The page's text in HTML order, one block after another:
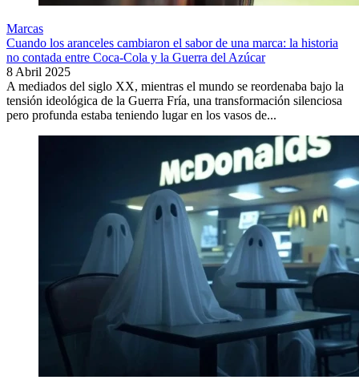
Marcas
Cuando los aranceles cambiaron el sabor de una marca: la historia
no contada entre Coca-Cola y la Guerra del Azúcar
8 Abril 2025
A mediados del siglo XX, mientras el mundo se reordenaba bajo la
tensión ideológica de la Guerra Fría, una transformación silenciosa
pero profunda estaba teniendo lugar en los vasos de...